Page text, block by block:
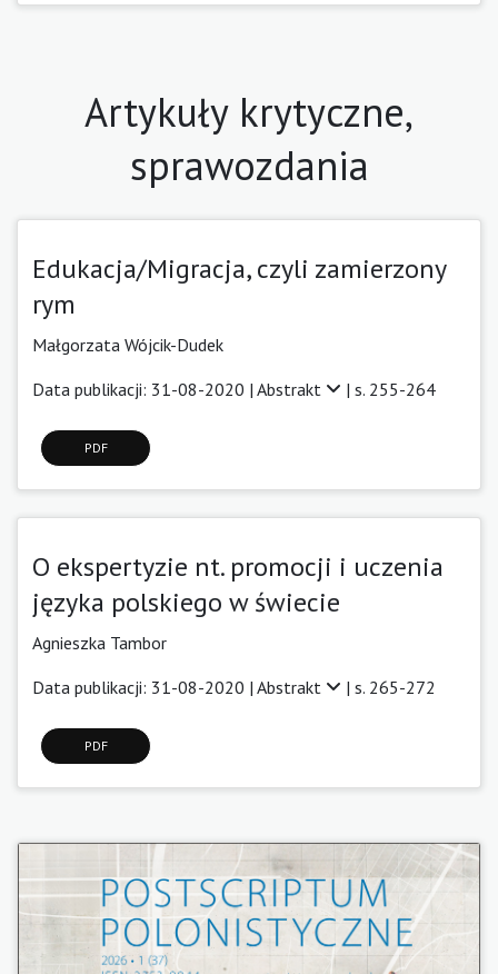
Artykuły krytyczne,
sprawozdania
Edukacja/Migracja, czyli zamierzony
rym
Małgorzata Wójcik-Dudek
Data publikacji: 31-08-2020 | Abstrakt | s. 255-264
PDF
O ekspertyzie nt. promocji i uczenia
języka polskiego w świecie
Agnieszka Tambor
Data publikacji: 31-08-2020 | Abstrakt | s. 265-272
PDF